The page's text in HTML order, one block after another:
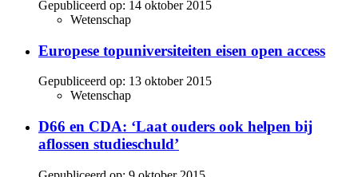
Gepubliceerd op: 14 oktober 2015
Wetenschap
Europese topuniversiteiten eisen open access
Gepubliceerd op: 13 oktober 2015
Wetenschap
D66 en CDA: ‘Laat ouders ook helpen bij
aflossen studieschuld’